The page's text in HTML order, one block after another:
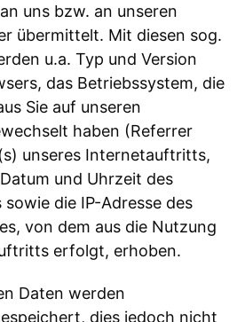
uns bzw. an unseren
übermittelt. Mit diesen sog.
u.a. Typ und Version
das Betriebssystem, die
Sie auf unseren
haben (Referrer
unseres Internetauftritts,
und Uhrzeit des
die IP-Adresse des
von dem aus die Nutzung
erfolgt, erhoben.
Daten werden
dies jedoch nicht